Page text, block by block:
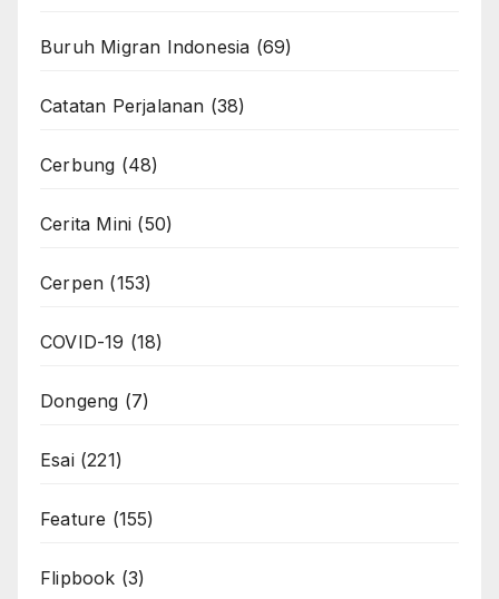
Buruh Migran Indonesia (69)
Catatan Perjalanan (38)
Cerbung (48)
Cerita Mini (50)
Cerpen (153)
COVID-19 (18)
Dongeng (7)
Esai(221)
Feature (155)
Flipbook (3)